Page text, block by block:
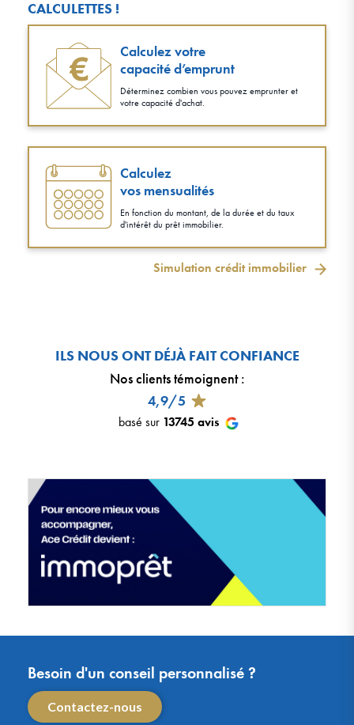
CALCULETTES !
Calculez votre
capacité d’emprunt
Déterminez combien vous pouvez emprunter et
votre capacité d'achat.
Calculez
vos mensualités
En fonction du montant, de la durée et du taux
d'intérêt du prêt immobilier.
Simulation crédit immobilier
ILS NOUS ONT DÉJÀ FAIT CONFIANCE
Nos clients témoignent:
4,9/5
basé sur 13745 avis
Besoin d'un conseil personnalisé ?
Contactez-nous